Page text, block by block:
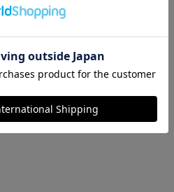
いてのお問合せ